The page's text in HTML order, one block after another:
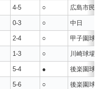
4-5 ○ 広島市民
0-3 ○ 中日
2-4 ○ 甲子園球場
1-3 ○ 川崎球場
5-4 ● 後楽園球場
5-6 ○ 後楽園球場